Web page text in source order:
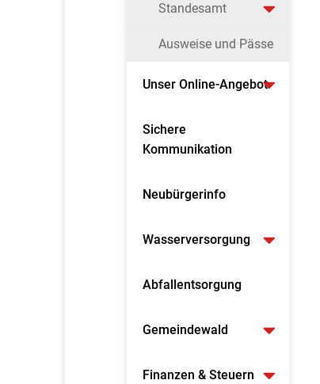
Standesamt
Ausweise und Pässe
Unser Online-Angebot
Sichere
Kommunikation
Neubürgerinfo
Wasserversorgung
Abfallentsorgung
Gemeindewald
Finanzen & Steuern